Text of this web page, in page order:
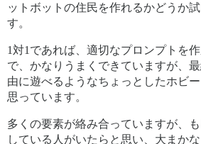
ットボットの住民を作れるかどうか
す。
1対1であれば、適切なプロンプトを
で、かなりうまくできていますが、
由に遊べるようなちょっとしたホビ
思っています。
多くの要素が絡み合っていますが、
している人がいたらと思い、大まか